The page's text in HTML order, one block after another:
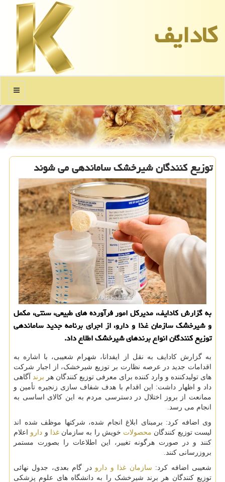
كادایف
منو
توزیع کنندگان شیرخشک ساماندهی می شوند
به گزارش کادایف، مدیرکل امور فرآورده های طبیعی، سنتی، مکمل
و شیرخشک سازمان غذا و دارو، از اجرای برنامه جدید ساماندهی
توزیع کنندگان انواع برندهای شیرخشک اطلاع داد.
به گزارش کادایف به نقل از ایفدانا، شهرام شعیبی، با اشاره به
اقدامات جدید در عرصه نظارت بر توزیع شیرخشک، از اجبار شرکت
های تولیدکننده و وارد کننده برای معرفی توزیع کنندگان هر برند
آگاهی
داد و اظهار داشت: این اقدام با هدف شفاف سازی زنجیره تأمین و
ممانعت از بروز اختلال در دسترسی مردم به این کالای اساسی به
انجام می رسد.
وی اضافه کرد: برمبنای ابلاغ انجام شده، شرکتها موظف شده اند
لیست توزیع کنندگان محصولات خویش را به سازمانغذا و دارو اعلام
کنند و در صورت هرگونه تغییر، این اطلاعات را بصورت مستمر
بروزرسانی کنند.
شعیبی اضافه کرد: سازمان غذا و دارو در گام بعدی، جدول نهائی
توزیع کنندگان هر برند شیرخشک را به دانشگاه های علوم پزشکی